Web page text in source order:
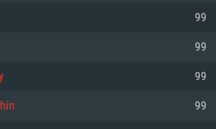
10 (64 bit)
듀얼코어 이상
11 이상을 지원하는 AMD
Sur 11.0
GHz의 Core i5 (Intel Xeon 은 지
중 최신 버전
듀얼코어
을 지원하고, 최신 그래픽 드라
99
99
99
99